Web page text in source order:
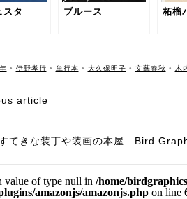
スタ ブルース 柘榴
• 伊野孝行 • 単行本 • 大久保明子 • 文藝春秋 • 木
article
てきな装丁や装画の本屋 Bird
value of type null in /home/
amazonjs/amazonjs.php on line